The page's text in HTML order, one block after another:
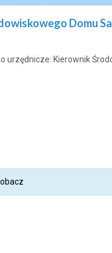
Domu
urzędnicze: Kierownik